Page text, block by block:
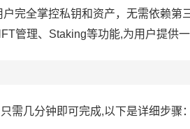
完全掌控私钥和资产，无需依赖第
管理、Staking等功能,为用户提供
需几分钟即可完成,以下是详细步骤：